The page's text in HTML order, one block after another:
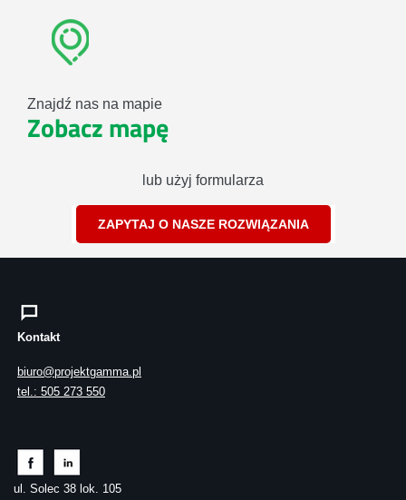
Znajdź nas na mapie
Zobacz mapę
lub użyj formularza
ZAPYTAJ O NASZE ROZWIĄZANIA
Kontakt
biuro@projektgamma.pl
tel.: 505 273 550
ul. Solec 38 lok. 105